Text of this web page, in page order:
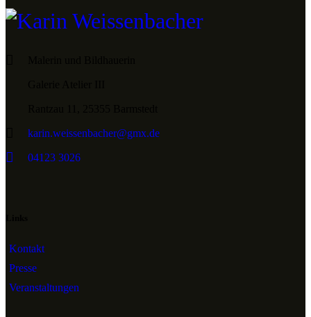
karin.weissenbacher@gmx.de
04123 3026
Kontakt
Presse
Veranstaltungen